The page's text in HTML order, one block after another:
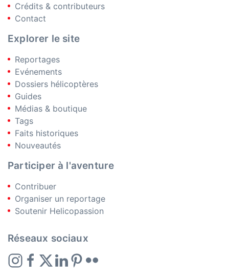
Crédits & contributeurs
Contact
Explorer le site
Reportages
Evénements
Dossiers hélicoptères
Guides
Médias & boutique
Tags
Faits historiques
Nouveautés
Participer à l'aventure
Contribuer
Organiser un reportage
Soutenir Helicopassion
Réseaux sociaux